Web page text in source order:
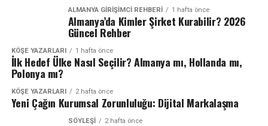
ALMANYA GIRIŞIMCI REHBERI 1 hafta önce
Almanya’da Kimler Şirket Kurabilir? 2026
Güncel Rehber
KÖŞE YAZARLARI 1 hafta önce
İlk Hedef Ülke Nasıl Seçilir? Almanya mı, Hollanda mı,
Polonya mı?
KÖŞE YAZARLARI 2 hafta önce
Yeni Çağın Kurumsal Zorunluluğu: Dijital Markalaşma
SÖYLEŞİ 2 hafta önce